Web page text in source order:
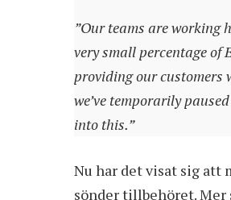
”Our teams are working
very small percentage of
providing our customers
we’ve temporarily
into this.”
Nu har det visat sig att
sönder tillbehöret. Mer